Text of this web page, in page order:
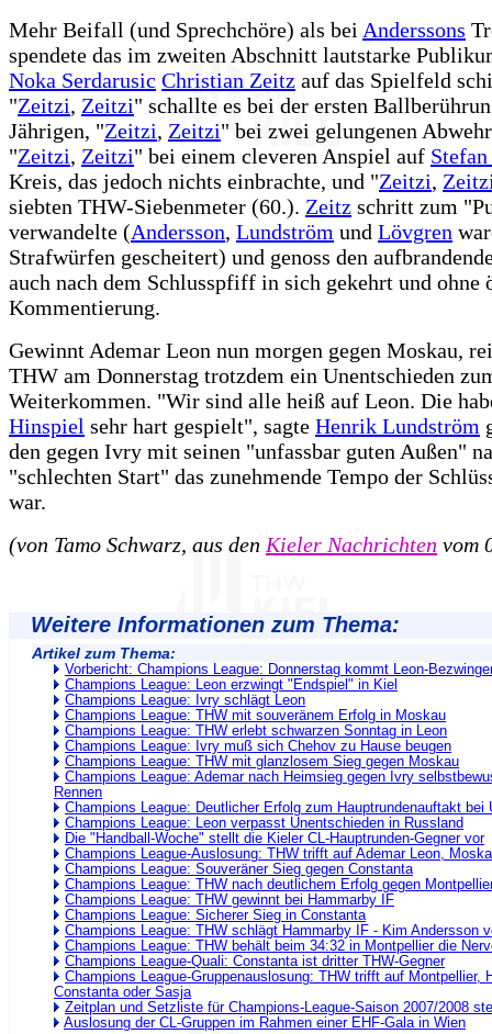
Mehr Beifall (und Sprechchöre) als bei Anderssons
spendete das im zweiten Abschnitt lautstarke
Noka Serdarusic Christian Zeitz auf das Spielfeld
"Zeitzi, Zeitzi" schallte es bei der ersten
Jährigen, "Zeitzi, Zeitzi" bei zwei gelungenen
"Zeitzi, Zeitzi" bei einem cleveren Anspiel auf
Kreis, das jedoch nichts einbrachte, und "Zeitzi,
siebten THW-Siebenmeter (60.). Zeitz schritt zum
verwandelte (Andersson, Lundström und Lövgren
Strafwürfen gescheitert) und genoss den
auch nach dem Schlusspfiff in sich gekehrt und ohne
Kommentierung.
Gewinnt Ademar Leon nun morgen gegen Moskau,
THW am Donnerstag trotzdem ein Unentschieden
Weiterkommen. "Wir sind alle heiß auf Leon. Die
Hinspiel sehr hart gespielt", sagte Henrik Lundström
den gegen Ivry mit seinen "unfassbar guten Außen"
"schlechten Start" das zunehmende Tempo der
war.
(von Tamo Schwarz, aus den Kieler Nachrichten vom
Weitere Informationen zum Thema:
Artikel zum Thema:
Vorbericht: Champions League: Donnerstag kommt Leon-
Champions League: Leon erzwingt "Endspiel" in Kiel
Champions League: Ivry schlägt Leon
Champions League: THW mit souveränem Erfolg in Moskau
Champions League: THW erlebt schwarzen Sonntag in Leon
Champions League: Ivry muß sich Chehov zu Hause beugen
Champions League: THW mit glanzlosem Sieg gegen Moskau
Champions League: Ademar nach Heimsieg gegen Ivry
Rennen
Champions League: Deutlicher Erfolg zum Hauptrundenauftakt bei
Champions League: Leon verpasst Unentschieden in Russland
Die "Handball-Woche" stellt die Kieler CL-Hauptrunden-Gegner vor
Champions League-Auslosung: THW trifft auf Ademar Leon,
Champions League: Souveräner Sieg gegen Constanta
Champions League: THW nach deutlichem Erfolg gegen
Champions League: THW gewinnt bei Hammarby IF
Champions League: Sicherer Sieg in Constanta
Champions League: THW schlägt Hammarby IF - Kim Andersson
Champions League: THW behält beim 34:32 in Montpellier die
Champions League-Quali: Constanta ist dritter THW-Gegner
Champions League-Gruppenauslosung: THW trifft auf Montpellier,
Constanta oder Sasja
Zeitplan und Setzliste für Champions-League-Saison 2007/2008
Auslosung der CL-Gruppen im Rahmen einer EHF-Gala in Wien